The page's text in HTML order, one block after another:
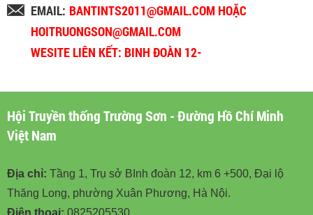
EMAIL: BANTINTS2011@GMAIL.COM HOẶC
HOITRUONGSON@GMAIL.COM
WESITE LIÊN KẾT: BINH ĐOÀN 12-
Hội Truyền thống Trường Sơn - Đường Hồ Chí Minh
Việt Nam
Địa chỉ: Tầng 1, Trụ sở BInh đoàn 12, km 6 +500, Đại lộ
Thăng Long, phường Xuân Phương, Hà Nội.